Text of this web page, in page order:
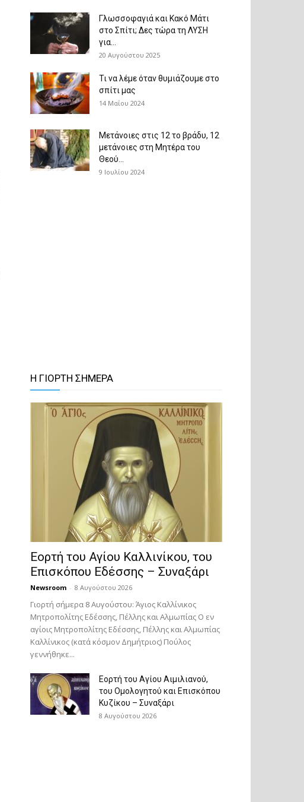
Γλωσσοφαγιά και Κακό Μάτι
στο Σπίτι; Δες τώρα τη ΛΥΣΗ
για...
20 Αυγούστου 2025
Τι να λέμε όταν θυμιάζουμε στο
σπίτι μας
14 Μαΐου 2024
Μετάνοιες στις 12 το βράδυ, 12
μετάνοιες στη Μητέρα του
Θεού...
9 Ιουλίου 2024
Η ΓΙΟΡΤΗ ΣΗΜΕΡΑ
Εορτή του Αγίου Καλλινίκου, του
Επισκόπου Εδέσσης – Συναξάρι
Newsroom - 8 Αυγούστου 2026
Γιορτή σήμερα 8 Αυγούστου: Άγιος Καλλίνικος
Μητροπολίτης Εδέσσης, Πέλλης και Αλμωπίας Ο εν
αγίοις Μητροπολίτης Εδέσσης, Πέλλης και Αλμωπίας
Καλλίνικος (κατά κόσμον Δημήτριος) Πούλος
γεννήθηκε...
Εορτή του Αγίου Αιμιλιανού,
του Ομολογητού και Επισκόπου
Κυζίκου – Συναξάρι
8 Αυγούστου 2026